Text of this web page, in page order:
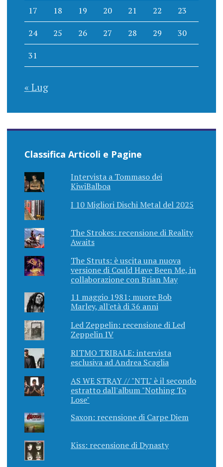
17 18 19 20 21 22 23
24 25 26 27 28 29 30
31
« Lug
Classifica Articoli e Pagine
Intervista a Tommaso dei
KiwiBalboa
I 10 Migliori Dischi Metal del 2025
The Strokes: recensione di Reality
Awaits
The Struts: è uscita una nuova
versione di Could Have Been Me, in
collaborazione con Brian May
11 maggio 1981: muore Bob
Marley, all'età di 36 anni
Led Zeppelin: recensione di Led
Zeppelin IV
RITMO TRIBALE: intervista
esclusiva ad Andrea Scaglia
AS WE STRAY // "NTL" è il secondo
estratto dall'album "Nothing To
Lose"
Saxon: recensione di Carpe Diem
Kiss: recensione di Dynasty